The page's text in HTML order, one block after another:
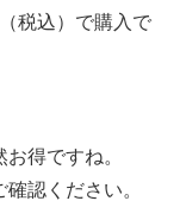
税込）で購入で
得ですね。
認ください。